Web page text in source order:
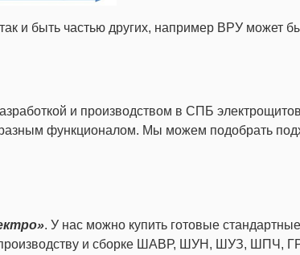
и быть частью других, например ВРУ может
и производством в СПБ
функционалом. Мы можем подобрать
. У нас можно купить готовые
производству и сборке ШАВР, ШУН, ШУЗ,